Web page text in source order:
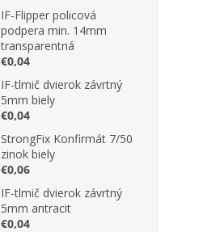
IF-Flipper policová
podpera min. 14mm
transparentná
€0,04
IF-tlmič dvierok závrtný
5mm biely
€0,04
StrongFix Konfirmát 7/50
zinok biely
€0,06
IF-tlmič dvierok závrtný
5mm antracit
€0,04